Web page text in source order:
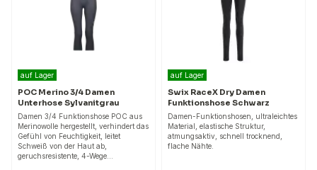
auf Lager
POC Merino 3/4 Damen
Unterhose Sylvanitgrau
Damen 3/4 Funktionshose POC aus
Merinowolle hergestellt, verhindert das
Gefühl von Feuchtigkeit, leitet
Schweiß von der Haut ab,
geruchsresistente, 4-Wege…
auf Lager
Swix RaceX Dry Damen
Funktionshose Schwarz
Damen-Funktionshosen, ultraleichtes
Material, elastische Struktur,
atmungsaktiv, schnell trocknend,
flache Nähte.